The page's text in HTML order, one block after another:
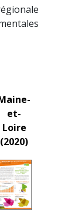
et-
Loire
(2020)